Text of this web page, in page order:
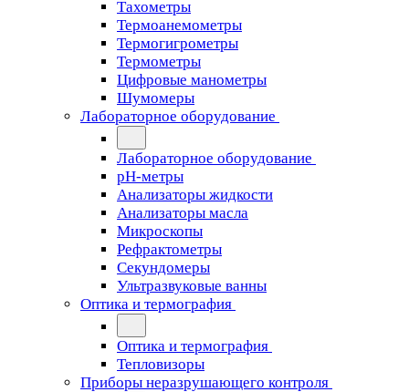
Тахометры
Термоанемометры
Термогигрометры
Термометры
Цифровые манометры
Шумомеры
Лабораторное оборудование
Лабораторное оборудование
pH-метры
Анализаторы жидкости
Анализаторы масла
Микроскопы
Рефрактометры
Секундомеры
Ультразвуковые ванны
Оптика и термография
Оптика и термография
Тепловизоры
Приборы неразрушающего контроля